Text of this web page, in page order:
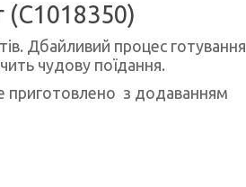
(C1018350)
Дбайливий процес готування
чудову поїдання.
приготовлено з додаванням